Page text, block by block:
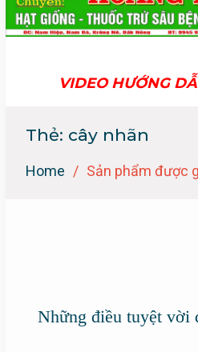
VIDEO HƯỚNG
Thẻ: cây nhãn
Home Sản phẩm được
Những điều tuyệt vời